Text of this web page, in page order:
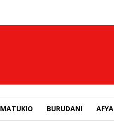
MATUKIO BURUDANI AFYA